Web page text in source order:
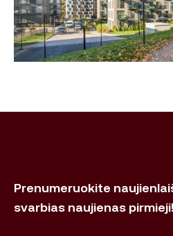
Prenumeruokite
svarbias naujienas pirmieji!